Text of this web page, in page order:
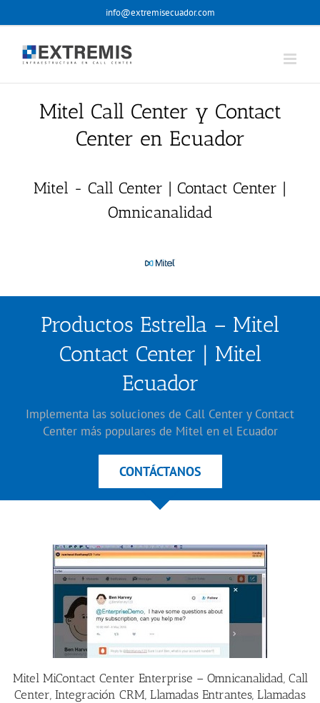
info@extremisecuador.com
Mitel Call Center y Contact
Center en Ecuador
Mitel - Call Center | Contact Center |
Omnicanalidad
Productos Estrella – Mitel
Contact Center | Mitel
Ecuador
Implementa las soluciones de Call Center y Contact
Center más populares de Mitel en el Ecuador
CONTÁCTANOS
Mitel MiContact Center Enterprise – Omnicanalidad, Call
Center, Integración CRM, Llamadas Entrantes, Llamadas